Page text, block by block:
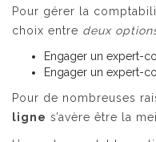
Pour gérer la
choix entre deux
Engager un expert-
Engager un expert-
Pour de nombreuses
ligne s’avère être la